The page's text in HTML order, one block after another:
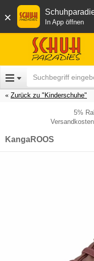
× In App öffnen
Zurück zu "Kinderschuhe"
5%
KangaROOS